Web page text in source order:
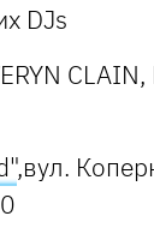
DJs
,вул.